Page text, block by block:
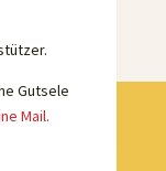
Gutsele
Mail.